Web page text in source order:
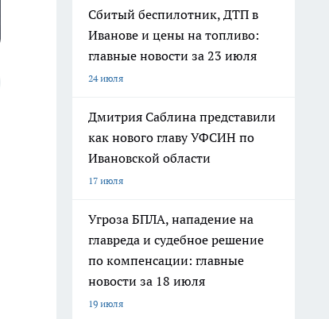
Сбитый беспилотник, ДТП в
Иванове и цены на топливо:
главные новости за 23 июля
24 июля
Дмитрия Саблина представили
как нового главу УФСИН по
Ивановской области
17 июля
Угроза БПЛА, нападение на
главреда и судебное решение
по компенсации: главные
новости за 18 июля
19 июля